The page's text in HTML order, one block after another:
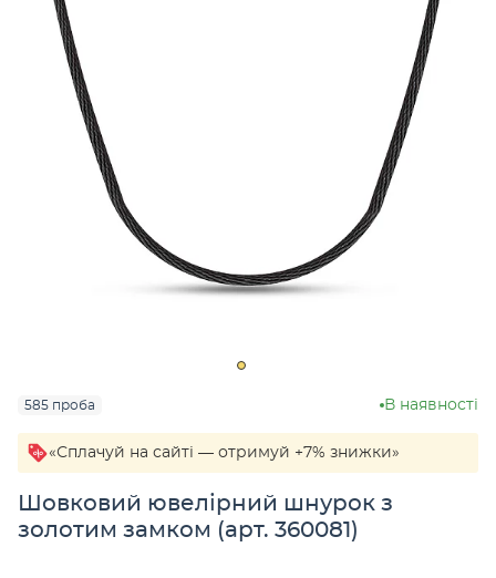
585 проба В наявності
«Сплачуй на сайті — отримуй +7% знижки»
Шовковий ювелірний шнурок з
золотим замком (арт. 360081)